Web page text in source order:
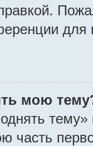
для
мою
часть